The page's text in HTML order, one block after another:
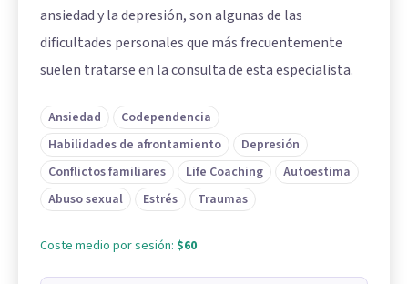
ansiedad y la depresión, son algunas de las
dificultades personales que más frecuentemente
suelen tratarse en la consulta de esta especialista.
Ansiedad
Codependencia
Habilidades de afrontamiento
Depresión
Conflictos familiares
Life Coaching
Autoestima
Abuso sexual
Estrés Traumas
Coste medio por sesión: $60